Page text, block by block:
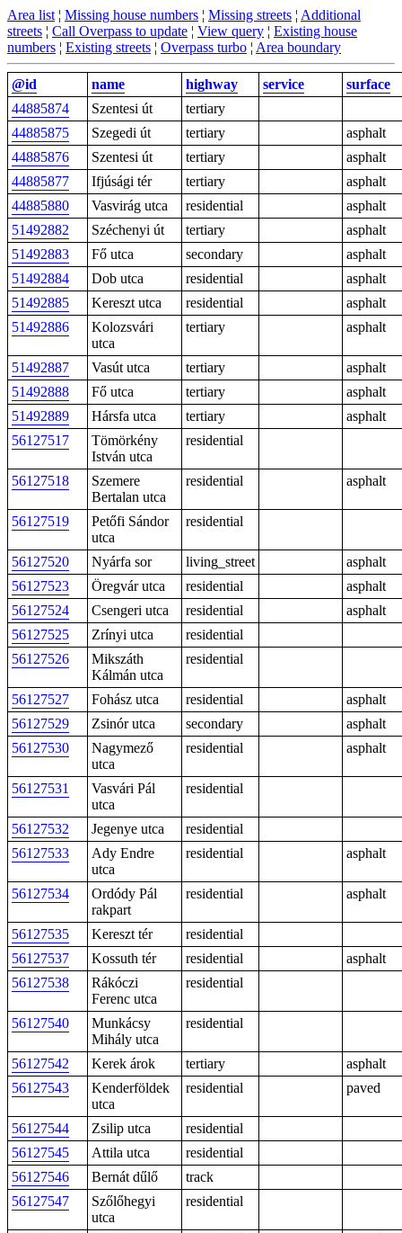
Area list ¦ Missing house numbers ¦ Missing streets ¦ Additional
streets ¦ Call Overpass to update ¦ View query ¦ Existing house
numbers ¦ Existing streets ¦ Overpass turbo ¦ Area boundary
@id name highway service
surface
44885874
Szentesi út
tertiary
44885875
Szegedi út tertiary
asphalt
44885876
Szentesi út tertiary
asphalt
44885877
Ifjúsági tér tertiary
asphalt
44885880
Vasvirág utca residential
asphalt
51492882
Széchenyi út tertiary
asphalt
51492883
Fő utca secondary
asphalt
51492884
Dob utca residential
asphalt
51492885
Kereszt utca residential
asphalt
51492886
Kolozsvári
utca
tertiary asphalt
51492887 Vasút utca tertiary
asphalt
51492888
Fő utca tertiary
asphalt
51492889
Hársfa utca tertiary
asphalt
56127517
Tömörkény
István utca
residential
56127518
Szemere
Bertalan utca
residential asphalt
56127519
Petőfi Sándor
utca
residential
56127520 Nyárfa sor living_street
asphalt
56127523
Öregvár utca residential
asphalt
56127524
Csengeri utca residential
asphalt
56127525
Zrínyi utca
residential
56127526
Mikszáth
Kálmán utca
residential
56127527 Fohász utca residential
asphalt
56127529
Zsinór utca secondary
asphalt
56127530
Nagymező
utca
residential asphalt
56127531
Vasvári Pál
utca
residential
56127532 Jegenye utca
residential
56127533
Ady Endre
utca
residential asphalt
56127534
Ordódy Pál
rakpart
residential asphalt
56127535 Kereszt tér
residential
56127537
Kossuth tér residential
asphalt
56127538
Rákóczi
Ferenc utca
residential
56127540
Munkácsy
Mihály utca
residential
56127542 Kerek árok tertiary
asphalt
56127543
Kenderföldek
utca
residential paved
56127544 Zsilip utca
residential
56127545
Attila utca
residential
56127546
Bernát dűlő
track
56127547
Szőlőhegyi
utca
residential